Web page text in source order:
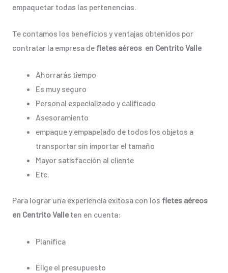
empaquetar todas las pertenencias.
Te contamos los beneficios y ventajas obtenidos por
contratar la empresa de fletes aéreos en Centrito Valle
Ahorrarás tiempo
Es muy seguro
Personal especializado y calificado
Asesoramiento
empaque y empapelado de todos los objetos a
transportar sin importar el tamaño
Mayor satisfacción al cliente
Etc.
Para lograr una experiencia exitosa con los fletes aéreos
en Centrito Valleten en cuenta:
Planifica
Elige el presupuesto